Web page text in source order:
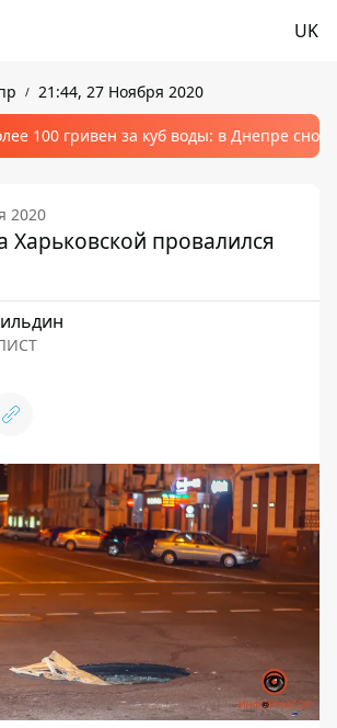
UK
21:44, 27 Ноября 2020
100 гривен за куб воды: в Днепре
2020
Харьковской провалился